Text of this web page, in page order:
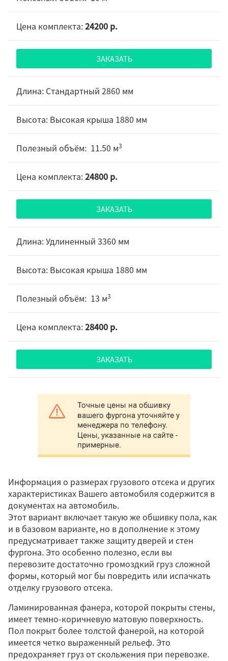
24200 р.
ЗАКАЗАТЬ
Стандартный 2860 мм
Высокая крыша 1880 мм
11.50 м3
24800 р.
ЗАКАЗАТЬ
Удлиненный 3360 мм
Высокая крыша 1880 мм
13 м3
28400 р.
ЗАКАЗАТЬ
Информация о размерах грузового отсека и других
характеристиках Вашего автомобиля содержится в
документах на автомобиль.
Этот вариант включает такую же обшивку пола, как
и в базовом варианте, но в дополнение к этому
предусматривает также защиту дверей и стен
фургона. Это особенно полезно, если вы
перевозите достаточно громоздкий груз сложной
формы, который мог бы повредить или испачкать
отделку грузового отсека.
Ламинированная фанера, которой покрыты стены,
имеет темно-коричневую матовую поверхность.
Пол покрыт более толстой фанерой, на которой
имеется четко выраженный рельеф. Это
предохраняет груз от скольжения при перевозке.